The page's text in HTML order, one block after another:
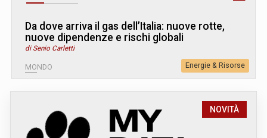
Da dove arriva il gas dell’Italia: nuove rotte,
nuove dipendenze e rischi globali
di Senio Carletti
MONDO Energie & Risorse
NOVITÀ